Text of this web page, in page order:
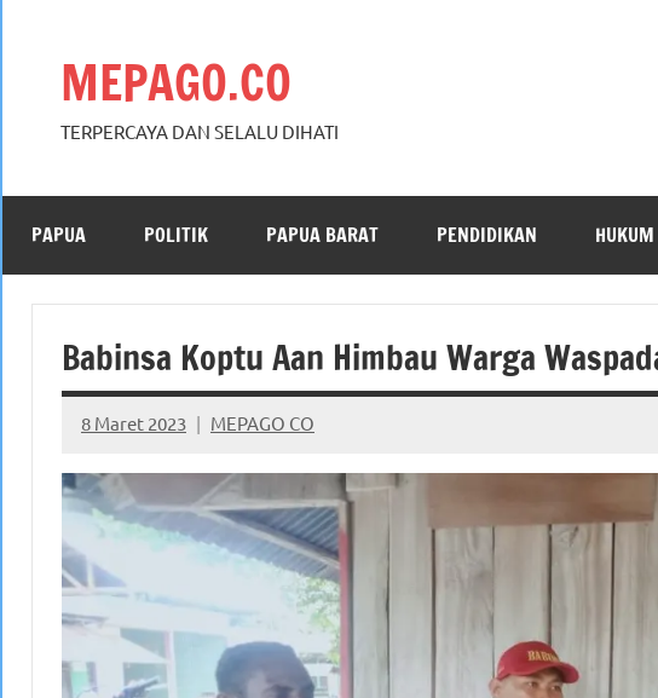
MEPAGO.CO
TERPERCAYA DAN SELALU DIHATI
PAPUA POLITIK PAPUA BARAT PENDIDIKAN HUKUM
Babinsa Koptu Aan Himbau Warga
8 Maret 2023 MEPAGO CO
No
comments